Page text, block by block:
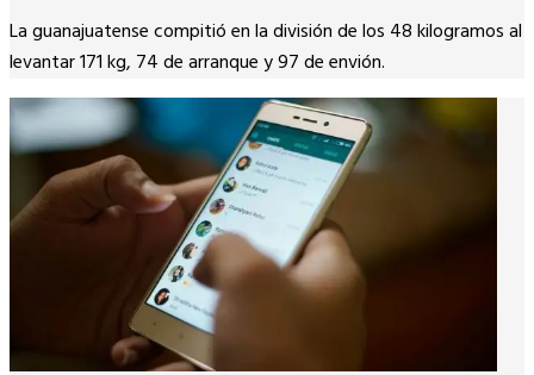
Copy
Link
La guanajuatense compitió en la división de los 48 kilogramos al
levantar 171 kg, 74 de arranque y 97 de envión.